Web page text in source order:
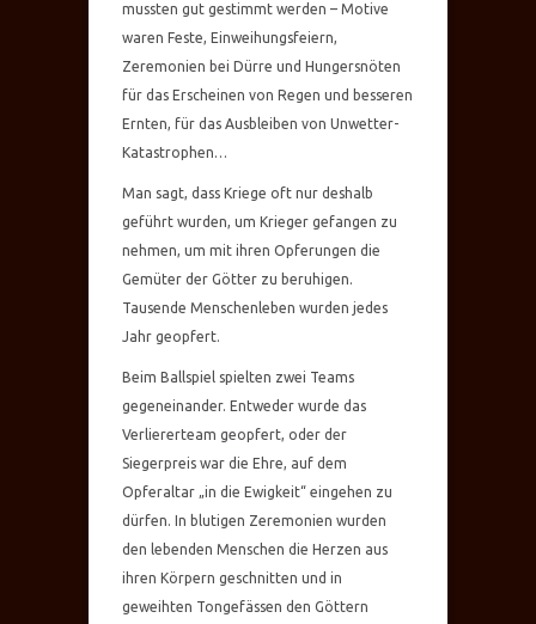
mussten gut gestimmt werden – Motive
waren Feste, Einweihungsfeiern,
Zeremonien bei Dürre und Hungersnöten
für das Erscheinen von Regen und besseren
Ernten, für das Ausbleiben von Unwetter-
Katastrophen…
Man sagt, dass Kriege oft nur deshalb
geführt wurden, um Krieger gefangen zu
nehmen, um mit ihren Opferungen die
Gemüter der Götter zu beruhigen.
Tausende Menschenleben wurden jedes
Jahr geopfert.
Beim Ballspiel spielten zwei Teams
gegeneinander. Entweder wurde das
Verliererteam geopfert, oder der
Siegerpreis war die Ehre, auf dem
Opferaltar „in die Ewigkeit“ eingehen zu
dürfen. In blutigen Zeremonien wurden
den lebenden Menschen die Herzen aus
ihren Körpern geschnitten und in
geweihten Tongefässen den Göttern